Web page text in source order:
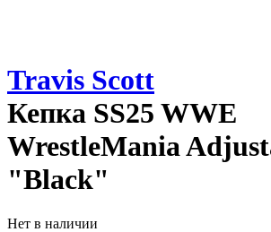
Travis Scott
Кепка SS25 WWE
WrestleMania
"Black"
Нет в наличии